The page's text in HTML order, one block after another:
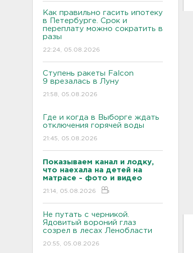
Как правильно гасить ипотеку
в Петербурге. Срок и
переплату можно сократить в
разы
22:24, 05.08.2026
Ступень ракеты Falcon
9 врезалась в Луну
21:58, 05.08.2026
Где и когда в Выборге ждать
отключения горячей воды
21:45, 05.08.2026
Показываем канал и лодку,
что наехала на детей на
матрасе - фото и видео
21:14, 05.08.2026
Не путать с черникой.
Ядовитый вороний глаз
созрел в лесах Ленобласти
20:55, 05.08.2026